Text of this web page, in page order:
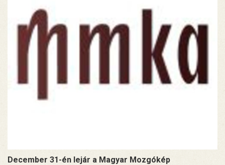
December 31-én lejár a Magyar Mozgókép